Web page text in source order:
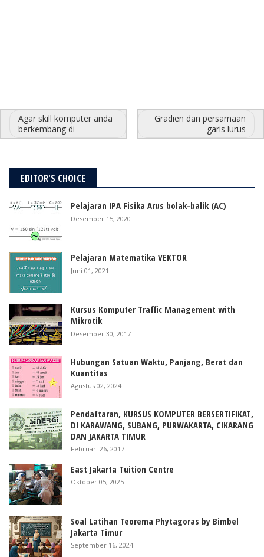
Agar skill komputer anda
berkembang di
Gradien dan persamaan
garis lurus
EDITOR'S CHOICE
Pelajaran IPA Fisika Arus bolak-balik (AC)
Desember 15, 2020
Pelajaran Matematika VEKTOR
Juni 01, 2021
Kursus Komputer Traffic Management with
Mikrotik
Desember 30, 2017
Hubungan Satuan Waktu, Panjang, Berat dan
Kuantitas
Agustus 02, 2024
Pendaftaran, KURSUS KOMPUTER BERSERTIFIKAT,
DI KARAWANG, SUBANG, PURWAKARTA, CIKARANG
DAN JAKARTA TIMUR
Februari 26, 2017
East Jakarta Tuition Centre
Oktober 05, 2025
Soal Latihan Teorema Phytagoras by Bimbel
Jakarta Timur
September 16, 2024